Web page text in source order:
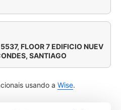
FLOOR 7 EDIFICIO NUEV
SANTIAGO
usando a Wise.